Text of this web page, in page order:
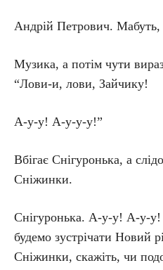
Андрій Петрович. Мабуть,
Музика, а потім чути
“Лови-и, лови, Зайчику!
А-у-у! А-у-у-у!”
Вбігає Снігуронька, а
Сніжинки.
Снігуронька. А-у-у! А-у-
будемо зустрічати Новий
Сніжинки, скажіть, чи